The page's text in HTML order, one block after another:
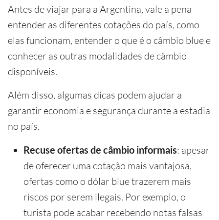
Antes de viajar para a Argentina, vale a pena
entender as diferentes cotações do país, como
elas funcionam, entender o que é o câmbio blue e
conhecer as outras modalidades de câmbio
disponíveis.
Além disso, algumas dicas podem ajudar a
garantir economia e segurança durante a estadia
no país.
Recuse ofertas de câmbio informais: apesar
de oferecer uma cotação mais vantajosa,
ofertas como o dólar blue trazerem mais
riscos por serem ilegais. Por exemplo, o
turista pode acabar recebendo notas falsas